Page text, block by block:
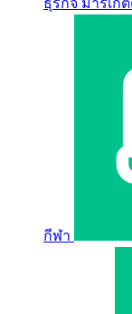
ธุรกิจ มาร์เก็ต
กีฬา